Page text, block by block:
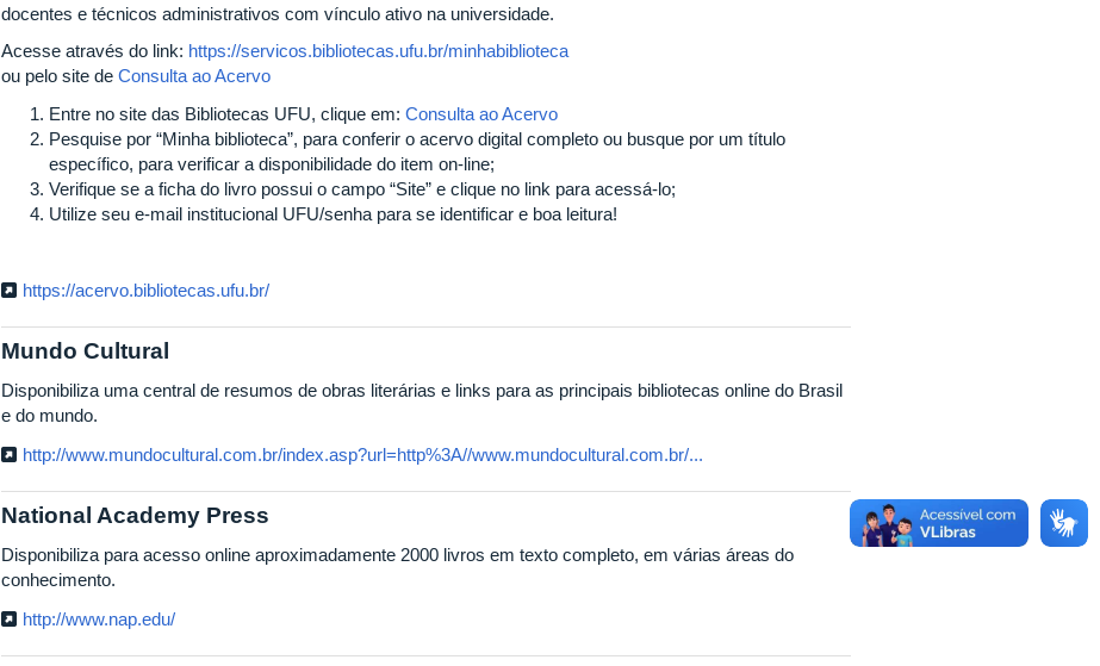
docentes e técnicos administrativos com vínculo ativo na universidade.
Acesse através do link: https://servicos.bibliotecas.ufu.br/minhabiblioteca
ou pelo site de Consulta ao Acervo
Entre no site das Bibliotecas UFU, clique em: Consulta ao Acervo
Pesquise por “Minha biblioteca”, para conferir o acervo digital completo ou busque por um título
específico, para verificar a disponibilidade do item on-line;
Verifique se a ficha do livro possui o campo “Site” e clique no link para acessá-lo;
Utilize seu e-mail institucional UFU/senha para se identificar e boa leitura!
https://acervo.bibliotecas.ufu.br/
Mundo Cultural
Disponibiliza uma central de resumos de obras literárias e links para as principais bibliotecas online do Brasil
e do mundo.
http://www.mundocultural.com.br/index.asp?url=http%3A//www.mundocultural.com.br/...
National Academy Press
Disponibiliza para acesso online aproximadamente 2000 livros em texto completo, em várias áreas do
conhecimento.
http://www.nap.edu/